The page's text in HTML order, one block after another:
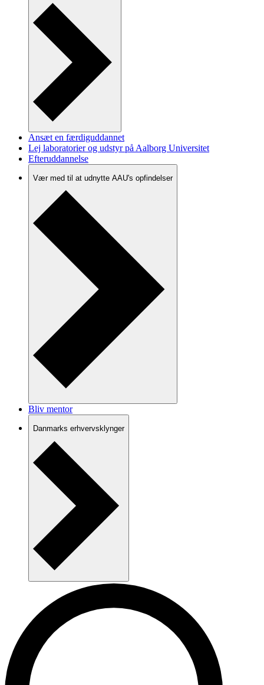
Ansæt en færdiguddannet
Lej laboratorier og udstyr på Aalborg Universitet
Efteruddannelse
Vær med til at udnytte AAU's opfindelser
Bliv mentor
Danmarks erhvervsklynger
Nye kandidater til din virksomhed